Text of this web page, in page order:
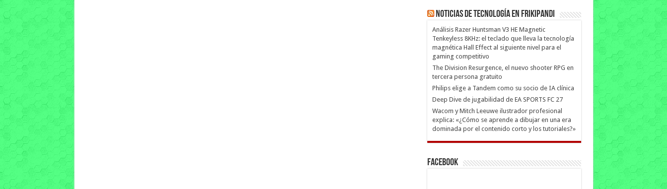
Noticias de Tecnología en Frikipandi
Análisis Razer Huntsman V3 HE Magnetic
Tenkeyless 8KHz: el teclado que lleva la tecnología
magnética Hall Effect al siguiente nivel para el
gaming competitivo
The Division Resurgence, el nuevo shooter RPG en
tercera persona gratuito
Philips elige a Tandem como su socio de IA clínica
Deep Dive de jugabilidad de EA SPORTS FC 27
Wacom y Mitch Leeuwe ilustrador profesional
explica: «¿Cómo se aprende a dibujar en una era
dominada por el contenido corto y los tutoriales?»
Facebook